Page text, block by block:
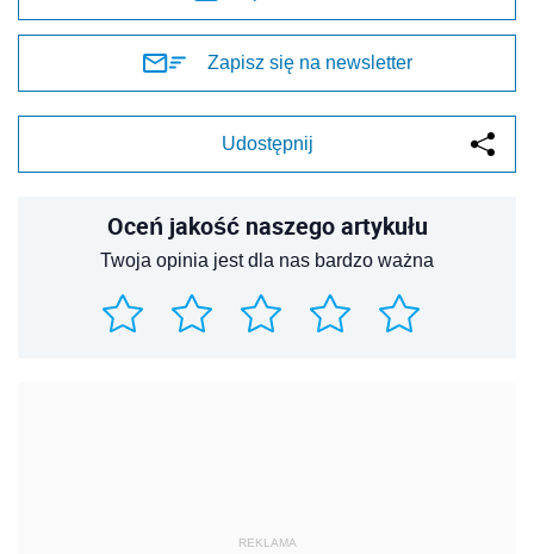
Zapisz się na newsletter
Udostępnij
Oceń jakość naszego artykułu
Twoja opinia jest dla nas bardzo ważna
REKLAMA